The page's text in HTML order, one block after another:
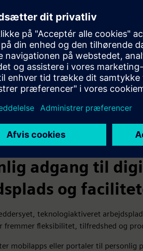
adgang til
og
teknologiaktiveret
fremmer fleksibilitet, tilfredshed og
mobilapps eller portaler til personlig